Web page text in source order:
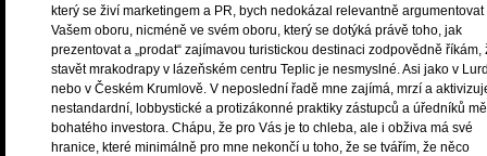
který se živí marketingem a PR, bych nedokázal relevantně argumentovat
Vašem oboru, nicméně ve svém oboru, který se dotýká právě toho, jak
prezentovat a „prodat“ zajímavou turistickou destinaci zodpovědně říkám,
stavět mrakodrapy v lázeňském centru Teplic je nesmyslné. Asi jako v
nebo v Českém Krumlově. V neposlední řadě mne zajímá, mrzí a
nestandardní, lobbystické a protizákonné praktiky zástupců a úředníků
bohatého investora. Chápu, že pro Vás je to chleba, ale i obživa má své
hranice, které minimálně pro mne nekončí u toho, že se tvářím, že něco